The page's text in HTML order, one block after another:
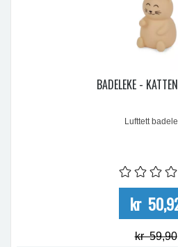
BADELEKE -
Lufttett
kr
kr 59,90